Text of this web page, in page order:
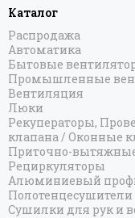
Каталог
Распродажа
Автоматика
Бытовые
Промышленные
Вентиляция
Люки
Рекуператоры,
клапана / Оконные
Приточно-
Рециркуляторы
Алюминиевый
Полотенцесушители
Сушилки для рук и